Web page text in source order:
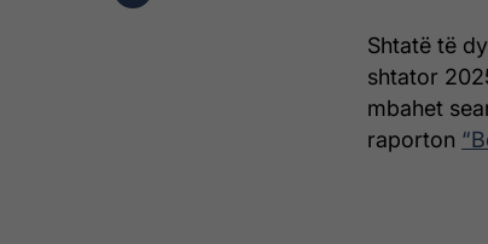
Shtatë të
shtator
mbahet
raporton